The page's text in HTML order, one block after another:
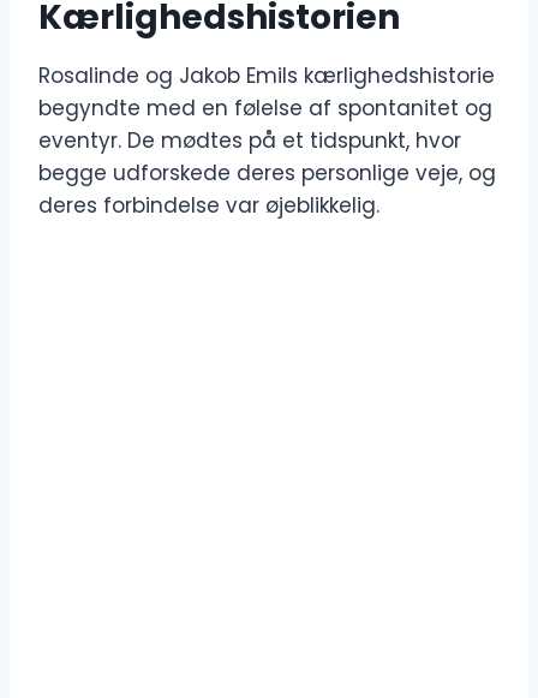
Kærlighedshistorien
Rosalinde og Jakob Emils kærlighedshistorie
begyndte med en følelse af spontanitet og
eventyr. De mødtes på et tidspunkt, hvor
begge udforskede deres personlige veje, og
deres forbindelse var øjeblikkelig.